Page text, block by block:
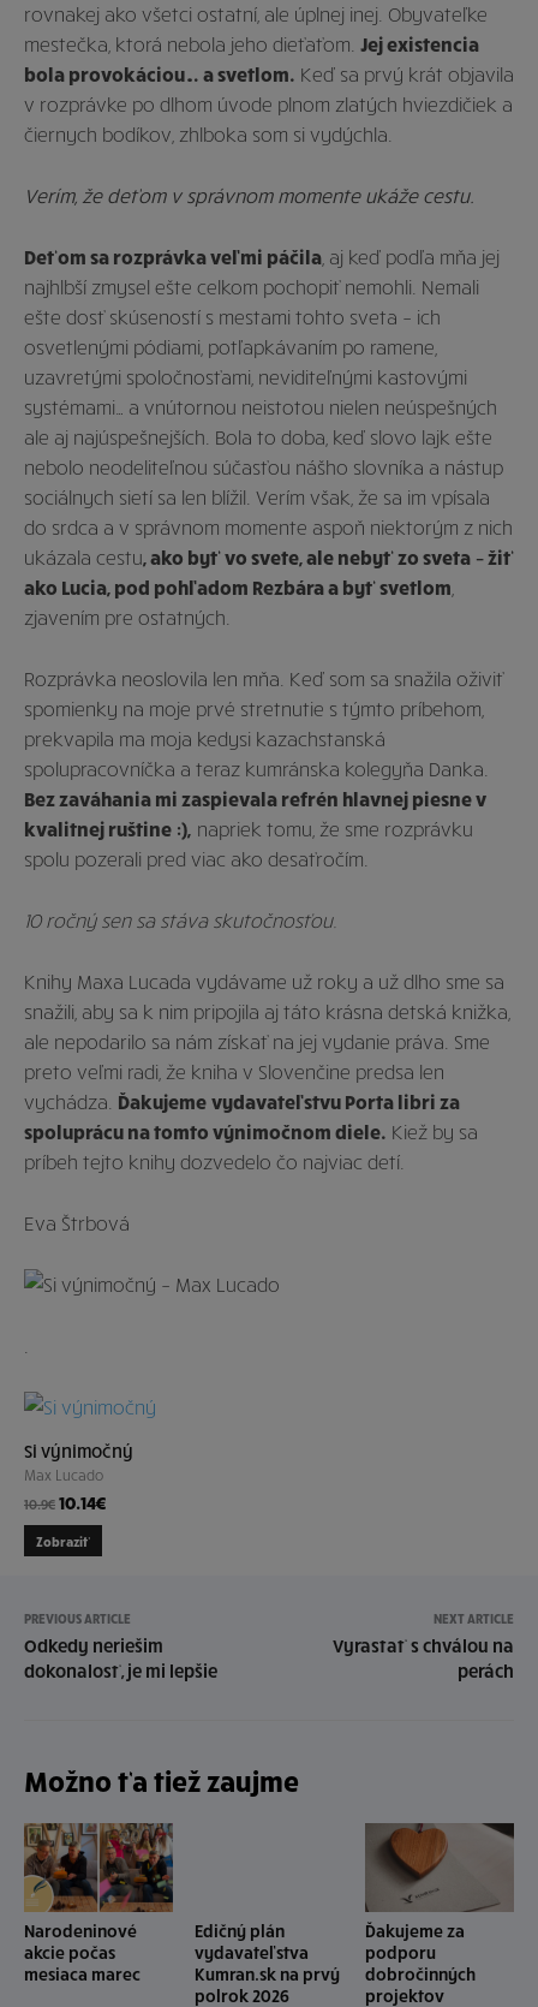
rovnakej ako všetci ostatní, ale úplnej inej. Obyvateľke
mestečka, ktorá nebola jeho dieťaťom. Jej existencia
bola provokáciou… a svetlom. Keď sa prvý krát objavila
v rozprávke po dlhom úvode plnom zlatých hviezdičiek a
čiernych bodíkov, zhlboka som si vydýchla.
Verím, že deťom v správnom momente ukáže cestu.
Deťom sa rozprávka veľmi páčila , aj keď podľa mňa jej
najhlbší zmysel ešte celkom pochopiť nemohli. Nemali
ešte dosť skúseností s mestami tohto sveta – ich
osvetlenými pódiami, potľapkávaním po ramene,
uzavretými spoločnosťami, neviditeľnými kastovými
systémami… a vnútornou neistotou nielen neúspešných
ale aj najúspešnejších. Bola to doba, keď slovo lajk ešte
nebolo neodeliteľnou súčasťou nášho slovníka a nástup
sociálnych sietí sa len blížil. Verím však, že sa im vpísala
do srdca a v správnom momente aspoň niektorým z nich
ukázala cestu, ako byť vo svete, ale nebyť zo sveta – žiť
ako Lucia, pod pohľadom Rezbára a byť svetlom
zjavením pre ostatných.
Rozprávka neoslovila len mňa. Keď som sa snažila oživiť
spomienky na moje prvé stretnutie s týmto príbehom,
prekvapila ma moja kedysi kazachstanská
spolupracovníčka a teraz kumránska kolegyňa Danka.
Bez zaváhania mi zaspievala refrén hlavnej piesne v
kvalitnej ruštine :), napriek tomu, že sme rozprávku
spolu pozerali pred viac ako desaťročím.
10 ročný sen sa stáva skutočnosťou.
Knihy Maxa Lucada vydávame už roky a už dlho sme sa
snažili, aby sa k nim pripojila aj táto krásna detská knižka,
ale nepodarilo sa nám získať na jej vydanie práva. Sme
preto veľmi radi, že kniha v Slovenčine predsa len
vychádza. Ďakujeme vydavateľstvu Porta libri za
spoluprácu na tomto výnimočnom diele. Kiež by sa
príbeh tejto knihy dozvedelo čo najviac detí.
Eva Štrbová
Si výnimočný
Max Lucado
10.9€ 10.14€
Zobraziť
PREVIOUS ARTICLE
Odkedy neriešim
dokonalosť, je mi lepšie
NEXT ARTICLE
Vyrastať s chválou na
perách
Možno ťa tiež zaujme
Narodeninové
akcie počas
mesiaca marec
Edičný plán
vydavateľstva
Kumran.sk na prvý
polrok 2026
Ďakujeme za
podporu
dobročinných
projektov